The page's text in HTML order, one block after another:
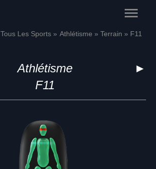
Main
Menu
Tous Les Sports Athlétisme Terrain F11
►
Athlétisme
F11